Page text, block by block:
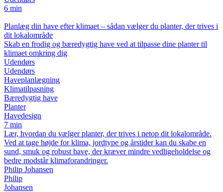
6 min
Planlæg din have efter klimaet – sådan vælger du planter, der trives i
dit lokalområde
Skab en frodig og bæredygtig have ved at tilpasse dine planter til
klimaet omkring dig
Udendørs
Udendørs
Haveplanlægning
Klimatilpasning
Bæredygtig have
Planter
Havedesign
7 min
Lær, hvordan du vælger planter, der trives i netop dit lokalområde.
Ved at tage højde for klima, jordtype og årstider kan du skabe en
sund, smuk og robust have, der kræver mindre vedligeholdelse og
bedre modstår klimaforandringer.
Philip Johansen
Philip
Johansen